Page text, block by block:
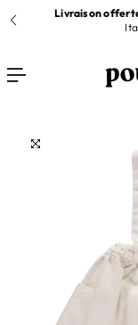
AU CONTENULivraison